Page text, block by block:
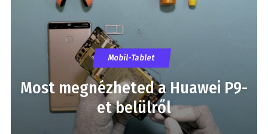
Mobil-Tablet
Most megnézheted a Huawei P9-
et belülről